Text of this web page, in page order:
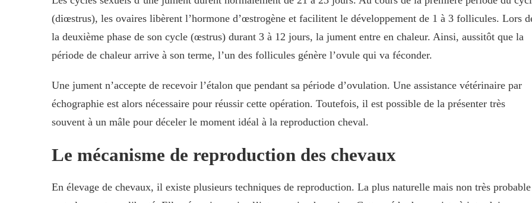
(diœstrus), les ovaires libèrent l’hormone d’œstrogène et facilitent le développement de 1 à 3 follicules. Lors
la deuxième phase de son cycle (œstrus) durant 3 à 12 jours, la jument entre en chaleur. Ainsi, aussitôt que la
période de chaleur arrive à son terme, l’un des follicules génère l’ovule qui va féconder.
Une jument n’accepte de recevoir l’étalon que pendant sa période d’ovulation. Une assistance vétérinaire par
échographie est alors nécessaire pour réussir cette opération. Toutefois, il est possible de la présenter très
souvent à un mâle pour déceler le moment idéal à la reproduction cheval.
Le mécanisme de reproduction des chevaux
En élevage de chevaux, il existe plusieurs techniques de reproduction. La plus naturelle mais non très probable